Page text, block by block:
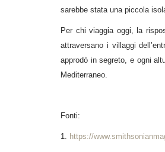
sarebbe stata una piccola
Per chi viaggia oggi, la
attraversano i villaggi
approdò in segreto, e ogni
Mediterraneo.
Fonti:
1. https://